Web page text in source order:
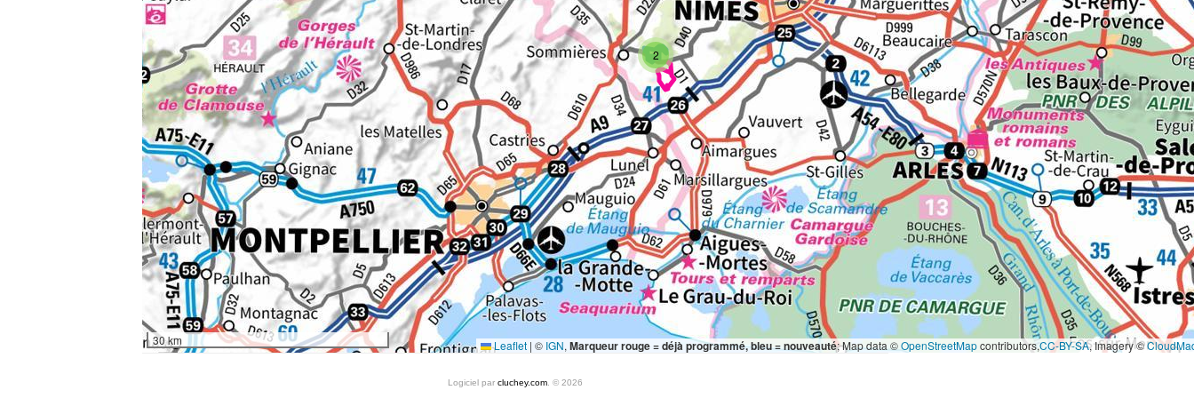
2
30 km Leaflet | © IGN, Marqueur rouge = déjà programmé, bleu = nouveauté; Map data ©OpenStreetMapcontributors,CC-BY-SA, Imagery ©
Logiciel par cluchey.com . © 2026